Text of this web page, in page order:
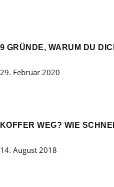
9 GRÜNDE, WARUM DU
29. Februar 2020
KOFFER WEG? WIE
14. August 2018